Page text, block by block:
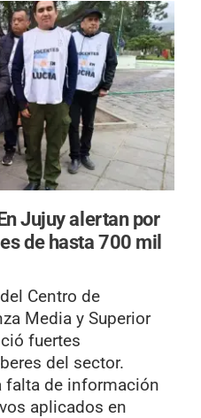
Jujuy alertan por
de hasta 700 mil
Centro de
Media y Superior
fuertes
del sector.
falta de información
aplicados en